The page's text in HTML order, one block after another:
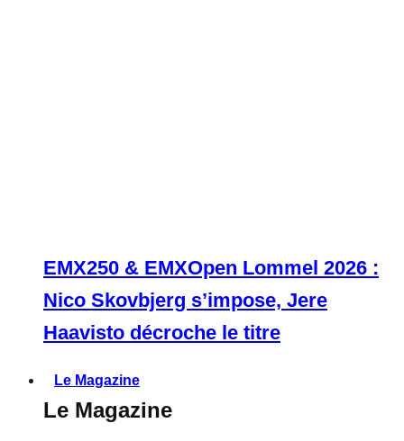
EMX250 & EMXOpen Lommel 2026 :
Nico Skovbjerg s’impose, Jere
Haavisto décroche le titre
Le Magazine
Le Magazine